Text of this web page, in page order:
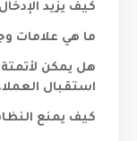
كيف يزيد
ما هي علامات
هل يمكن
استقبال
كيف يمنع